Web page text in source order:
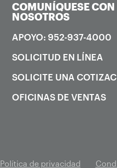
COMUNÍQUESE CON
NOSOTROS
APOYO: 952-937-4000
SOLICITUD EN LÍNEA
SOLICITE UNA
OFICINAS DE VENTAS
Política de privacidad